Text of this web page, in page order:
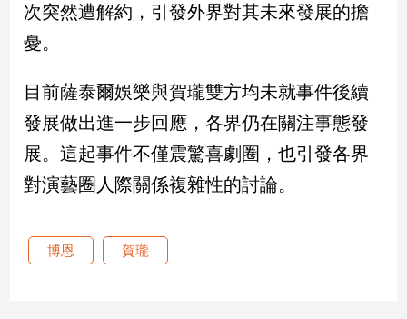
尚
追
生
活
建
設
次突然遭解約，引發外界對其未來發展的擔
憂。
目前薩泰爾娛樂與賀瓏雙方均未就事件後續
發展做出進一步回應，各界仍在關注事態發
展。這起事件不僅震驚喜劇圈，也引發各界
對演藝圈人際關係複雜性的討論。
博恩 賀瓏